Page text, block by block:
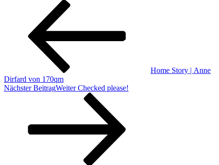
Home Story | Anne
Dirfard von 170qm
Nächster BeitragWeiter Checked please!